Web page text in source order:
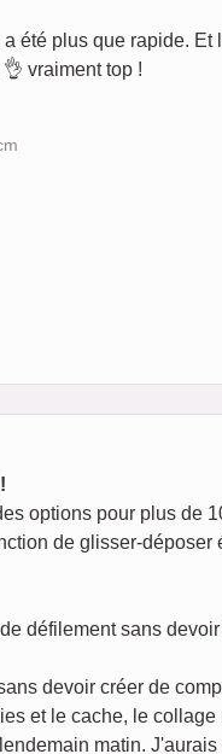
été plus que rapide.
vraiment top !
options pour plus de
de glisser-
défilement sans
devoir créer de
et le cache, le
matin.